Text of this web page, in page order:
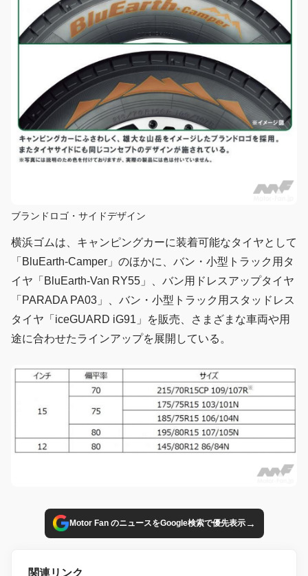
ブランドロゴ・サイドデザイン
横浜ゴムは、キャンピングカーに装着可能なタイヤとして
「BluEarth-Camper」のほかに、バン・小型トラック用タ
イヤ「BluEarth-Van RY55」、バン用ドレスアップタイヤ
「PARADA PA03」、バン・小型トラック用スタッドレス
タイヤ「iceGUARD iG91」を販売、さまざまな車両や用
途に合わせたラインアップを展開している。
Motor Fan のニュースをGoogle検索で優先表示→
関連リンク